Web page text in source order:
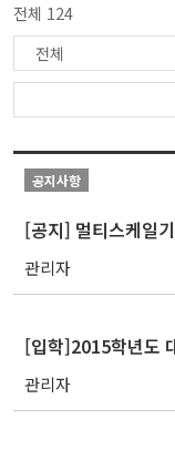
전체 124
공지사항
관리자
관리자